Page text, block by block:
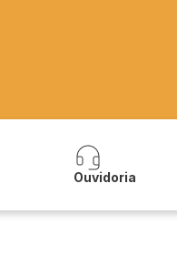
Ouvidoria